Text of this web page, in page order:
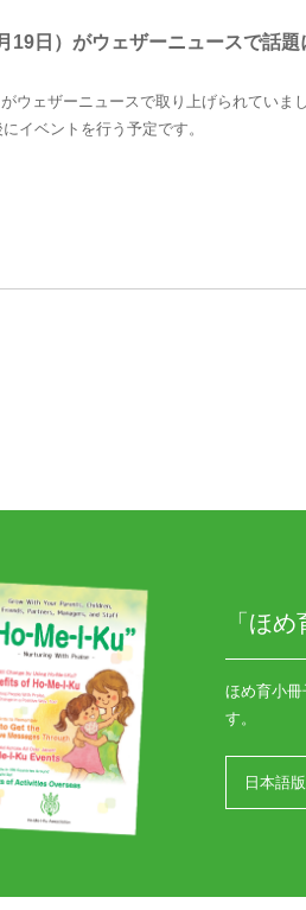
19日）がウェザーニュースで話題
ウェザーニュースで取り上げられていまし
イベントを行う予定です。
「ほ
ほめ育小
す。
日本語